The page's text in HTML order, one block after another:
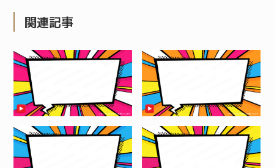
関連記事